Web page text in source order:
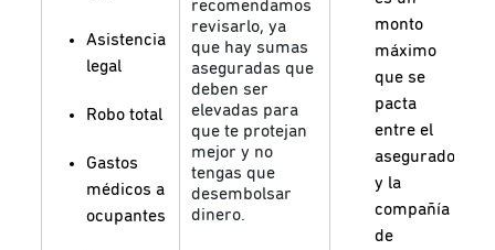
Asistencia
legal
Robo total
Gastos
médicos a
ocupantes
recomendamos
revisarlo, ya
que hay sumas
aseguradas que
deben ser
elevadas para
que te protejan
mejor y no
tengas que
desembolsar
dinero.
monto
máximo
que se
pacta
entre el
asegurado
y la
compañía
de